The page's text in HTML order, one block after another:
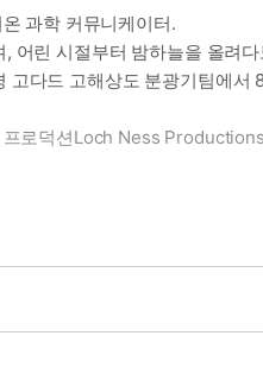
과학 커뮤니케이터.
어린 시절부터 밤하늘을 올려
다드 고해상도 분광기팀에
로덕션Loch Ness
박사 학위를 받고, 영국 켄트